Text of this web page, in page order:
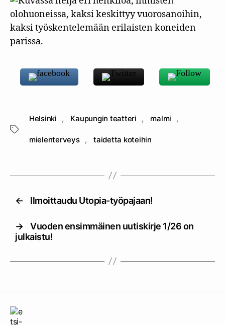
Avainsanat
Helsinki , Kaupungin teatteri , malmi ,
mielenterveys , taidetta koteihin
← Ilmoittaudu Utopia-työpajaan!
→
Vuoden ensimmäinen uutiskirje 1/26 on
julkaistu!